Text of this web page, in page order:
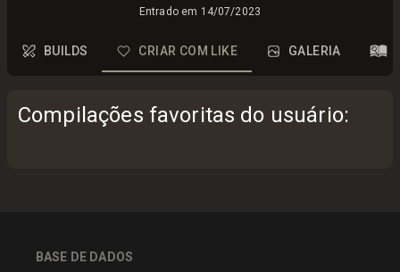
Entrado em 14/07/2023
BUILDS CRIAR COM LIKE GALERIA
Compilações favoritas do usuário:
BASE DE DADOS